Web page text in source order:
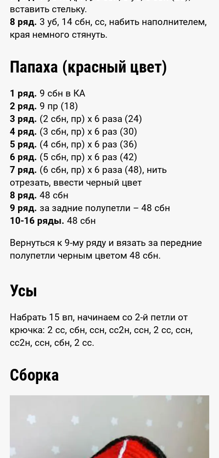
вставить стельку.
8 ряд. 3 уб, 14 сбн, сс, набить наполнителем,
края немного стянуть.
Папаха (красный цвет)
1 ряд. 9 сбн в КА
2 ряд. 9 пр (18)
3 ряд. (2 сбн, пр) х 6 раза (24)
4 ряд. (3 сбн, пр) х 6 раз (30)
5 ряд. (4 сбн, пр) х 6 раз (36)
6 ряд. (5 сбн, пр) х 6 раз (42)
7 ряд. (6 сбн, пр) х 6 раза (48), нить
отрезать, ввести черный цвет
8 ряд. 48 сбн
9 ряд. за задние полупетли – 48 сбн
10-16 ряды. 48 сбн
Вернуться к 9-му ряду и вязать за передние
полупетли черным цветом 48 сбн.
Усы
Набрать 15 вп, начинаем со 2-й петли от
крючка: 2 сс, сбн, ссн, сс2н, ссн, 2 сс, ссн,
сс2н, ссн, сбн, 2 сс.
Сборка